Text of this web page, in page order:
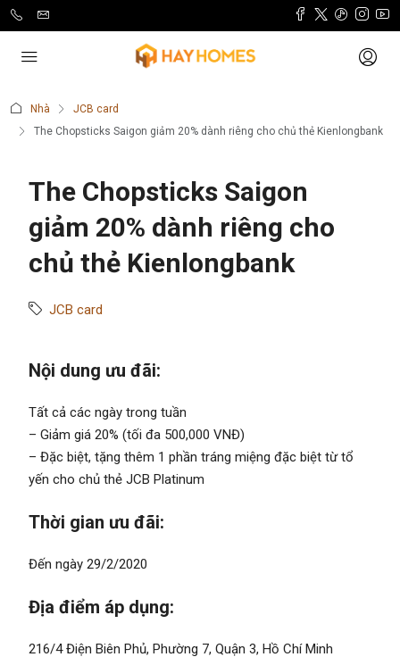
Nhà
JCB card
The Chopsticks Saigon giảm 20% dành riêng cho chủ thẻ Kienlongbank
The Chopsticks Saigon
giảm 20% dành riêng cho
chủ thẻ Kienlongbank
JCB card
Nội dung ưu đãi:
Tất cả các ngày trong tuần
– Giảm giá 20% (tối đa 500,000 VNĐ)
– Đặc biệt, tặng thêm 1 phần tráng miệng đặc biệt từ tổ
yến cho chủ thẻ JCB Platinum
Thời gian ưu đãi:
Đến ngày 29/2/2020
Địa điểm áp dụng:
216/4 Điện Biên Phủ, Phường 7, Quận 3, Hồ Chí Minh